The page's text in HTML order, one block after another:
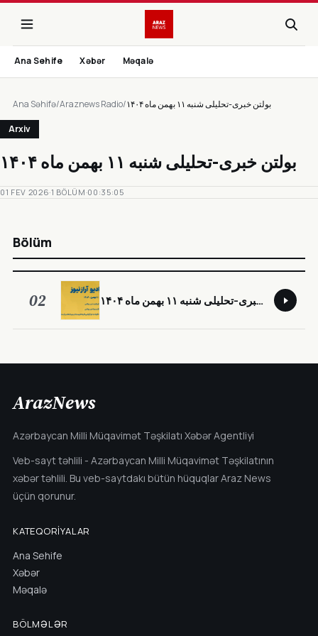
Ana Sehife Xəbər Məqalə
Ana Səhifə/Araznews Radio/ بولتن خبری-تحلیلی شنبه ۱۱ بهمن ماه ۱۴۰۴
Arxiv
بولتن خبری-تحلیلی شنبه ۱۱ بهمن ماه ۱۴۰۴
01 FEV 2026·1 BÖLÜM ·00:35:05
Bölüm
02 بولتن خبری-تحلیلی شنبه ۱۱ بهمن ماه ۱۴۰۴
ArazNews
Azərbaycan Milli Müqavimət Təşkilatı Xəbər Agentliyi
Veb-sayt təhlili - Azərbaycan Milli Müqavimət Təşkilatının
xəbər təhlili. Bu veb-saytdakı bütün hüquqlar Araz News
üçün qorunur.
KATEQORIYALAR
Ana Sehife
Xəbər
Məqalə
BÖLMƏLƏR